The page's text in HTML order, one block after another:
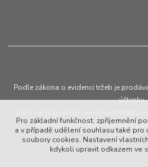
Podle zákona o evidenci tržeb je
účtenku.
případě technického výpadku
Pro základní funkčnost, zpříjemnění
a v případě udělení souhlasu také pro
soubory cookies. Nastavení
kdykoli upravit odkazem ve